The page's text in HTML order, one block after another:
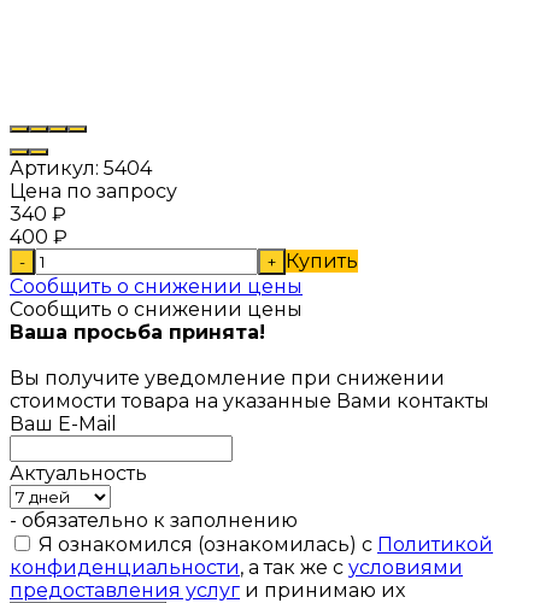
Артикул: 5404
Цена по запросу
340 ₽
400 ₽
- + Купить
Сообщить о снижении цены
Сообщить о снижении цены
Ваша просьба принята!
Вы получите уведомление при снижении
стоимости товара на указанные Вами контакты
Ваш E-Mail
Актуальность
- обязательно к заполнению
Я ознакомился (ознакомилась) с Политикой
конфиденциальности, а так же с условиями
предоставления услуг и принимаю их